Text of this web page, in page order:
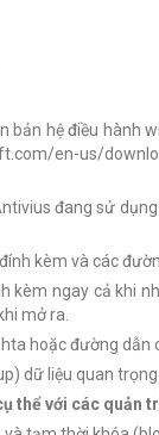
bản hệ điều hành
en-us/
đang sử
kèm và các
kèm ngay cả khi
mở ra.
hoặc đường
dữ liệu quan trọng
thể với các quản